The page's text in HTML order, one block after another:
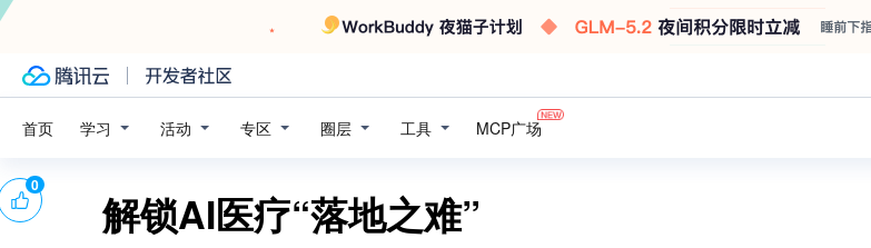
首页 学习 活动 专区 圈层 工具 MCP广场
解锁AI医疗“落地之难”
0